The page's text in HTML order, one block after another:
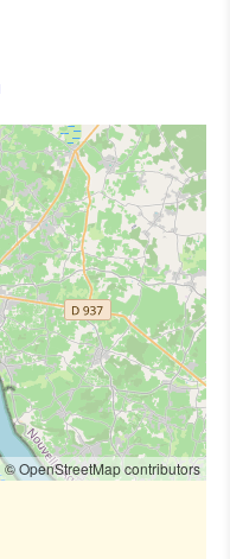
© OpenStreetMap contributors